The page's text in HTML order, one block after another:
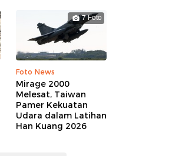
7 Foto
Foto News
Mirage 2000
Melesat, Taiwan
Pamer Kekuatan
Udara dalam Latihan
Han Kuang 2026